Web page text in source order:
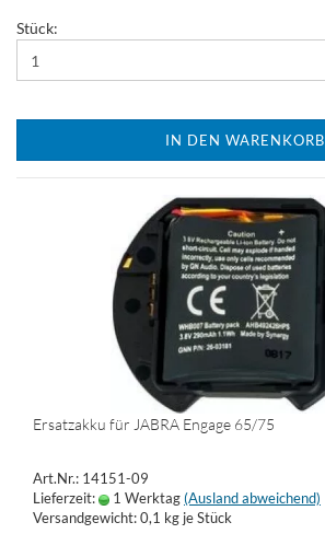
Stück:
IN DEN WARENKORB
Ersatzakku für JABRA Engage 65/75
Art.Nr.: 14151-09
Lieferzeit:
1 Werktag(Ausland abweichend)
Versandgewicht:0,1 kg je Stück